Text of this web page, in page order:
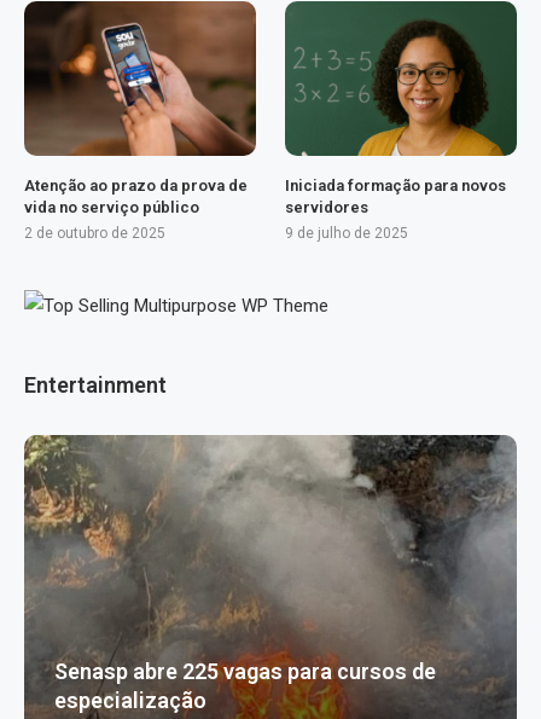
Atenção ao prazo da prova de
vida no serviço público
2 de outubro de 2025
Iniciada formação para novos
servidores
9 de julho de 2025
Entertainment
Senasp abre 225 vagas para cursos de
especialização